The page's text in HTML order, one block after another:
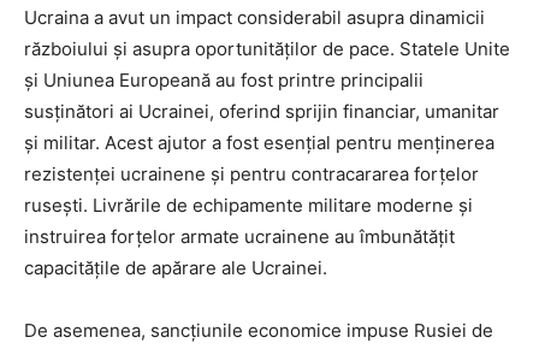
Ucraina a avut un impact considerabil asupra dinamicii
războiului și asupra oportunităților de pace. Statele Unite
și Uniunea Europeană au fost printre principalii
susținători ai Ucrainei, oferind sprijin financiar, umanitar
și militar. Acest ajutor a fost esențial pentru menținerea
rezistenței ucrainene și pentru contracararea forțelor
rusești. Livrările de echipamente militare moderne și
instruirea forțelor armate ucrainene au îmbunătățit
capacitățile de apărare ale Ucrainei.
De asemenea, sancțiunile economice impuse Rusiei de